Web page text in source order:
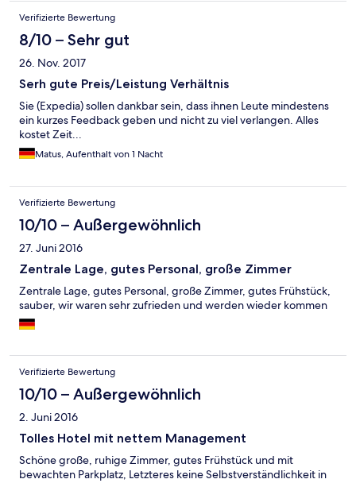
Verifizierte Bewertung
8/10 – Sehr gut
26. Nov. 2017
Serh gute Preis/Leistung Verhältnis
Sie (Expedia) sollen dankbar sein, dass ihnen Leute mindestens
ein kurzes Feedback geben und nicht zu viel verlangen. Alles
kostet Zeit...
Matus, Aufenthalt von 1 Nacht
Verifizierte Bewertung
10/10 – Außergewöhnlich
27. Juni 2016
Zentrale Lage, gutes Personal, große Zimmer
Zentrale Lage, gutes Personal, große Zimmer, gutes Frühstück,
sauber, wir waren sehr zufrieden und werden wieder kommen
Verifizierte Bewertung
10/10 – Außergewöhnlich
2. Juni 2016
Tolles Hotel mit nettem Management
Schöne große, ruhige Zimmer, gutes Frühstück und mit
bewachten Parkplatz, Letzteres keine Selbstverständlichkeit in